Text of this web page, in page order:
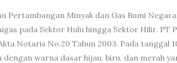
Pertambangan Minyak dan Gas Bumi
pada Sektor Hulu hingga Sektor Hilir. PT
Notaris No.20 Tahun 2003. Pada tanggal
warna dasar hijau, biru, dan merah